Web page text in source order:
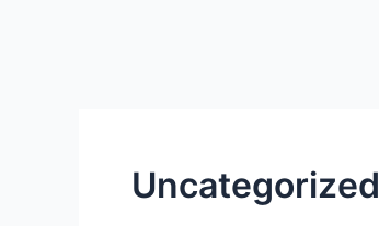
Uncategorized